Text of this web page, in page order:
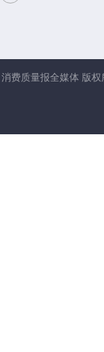
消费质量报全媒体 版权